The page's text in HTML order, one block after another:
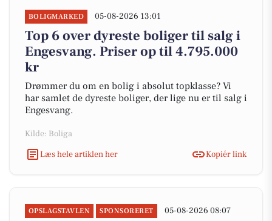
BOLIGMARKED 05-08-2026 13:01
Top 6 over dyreste boliger til salg i
Engesvang. Priser op til 4.795.000
kr
Drømmer du om en bolig i absolut topklasse? Vi
har samlet de dyreste boliger, der lige nu er til salg i
Engesvang.
Kilde: Boliga
Læs hele artiklen her
Kopiér link
OPSLAGSTAVLEN SPONSORERET 05-08-2026 08:07